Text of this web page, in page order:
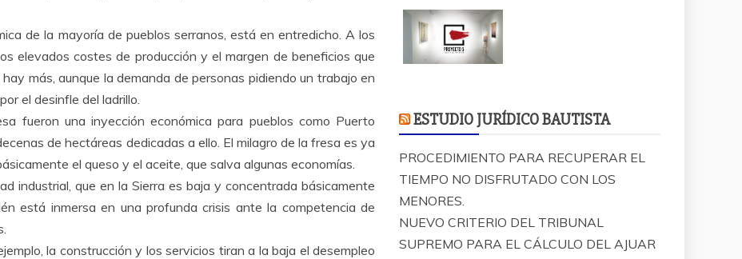
de la mayoría de pueblos serranos, está en entredicho. A los
elevados costes de producción y el margen de beneficios que
más, aunque la demanda de personas pidiendo un trabajo en
el desinfle del ladrillo.
fueron una inyección económica para pueblos como Puerto
de hectáreas dedicadas a ello. El milagro de la fresa es ya
el queso y el aceite, que salva algunas economías.
industrial, que en la Sierra es baja y concentrada básicamente
está inmersa en una profunda crisis ante la competencia de
la construcción y los servicios tiran a la baja el desempleo
ESTUDIO JURÍDICO BAUTISTA
PROCEDIMIENTO PARA RECUPERAR EL
TIEMPO NO DISFRUTADO CON LOS
MENORES.
NUEVO CRITERIO DEL TRIBUNAL
SUPREMO PARA EL CÁLCULO DEL AJUAR